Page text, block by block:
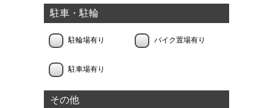
駐車・駐輪
駐輪場有り バイク置場有り
駐車場有り
その他